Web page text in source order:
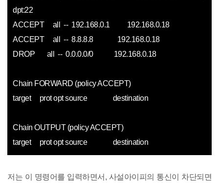
dpt:22
ACCEPT all -- 192.168.0.1 192.168.0.18
ACCEPT all -- 8.8.8.8 192.168.0.18
DROP all -- 0.0.0.0/0 192.168.0.18
Chain FORWARD (policy ACCEPT)
target prot opt source destination
Chain OUTPUT (policy ACCEPT)
target prot opt source destination
저는 이 명령어를 입력하면서, 사설아이피의 통신이 차단되면